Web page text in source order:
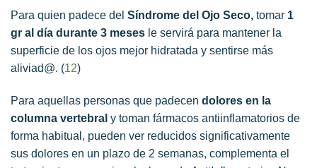
Para quien padece del Síndrome del Ojo Seco, tomar 1
gr al día durante 3 meses le servirá para mantener la
superficie de los ojos mejor hidratada y sentirse más
aliviad@. (12)
Para aquellas personas que padecen dolores en la
columna vertebral y toman fármacos antiinflamatorios de
forma habitual, pueden ver reducidos significativamente
sus dolores en un plazo de 2 semanas, complementa el